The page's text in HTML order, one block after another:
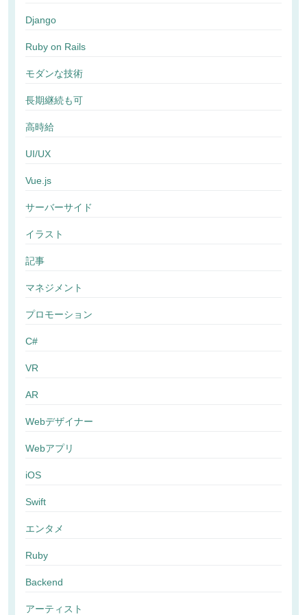
Django
Ruby on Rails
モダンな技術
長期継続も可
高時給
UI/UX
Vue.js
サーバーサイド
イラスト
記事
マネジメント
プロモーション
C#
VR
AR
Webデザイナー
Webアプリ
iOS
Swift
エンタメ
Ruby
Backend
アーティスト